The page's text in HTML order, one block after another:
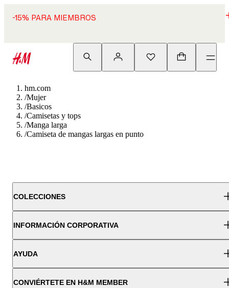
-15% PARA MIEMBROS
hm.com
/Mujer
/Basicos
/Camisetas y tops
/Manga larga
/Camiseta de mangas largas en punto
COLECCIONES
INFORMACIÓN CORPORATIVA
AYUDA
CONVIÉRTETE EN H&M MEMBER